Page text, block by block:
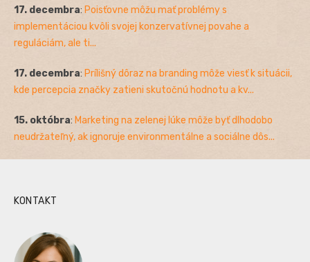
17. decembra: Poisťovne môžu mať problémy s
implementáciou kvôli svojej konzervatívnej povahe a
reguláciám, ale ti...
17. decembra: Prílišný dôraz na branding môže viesť k situácii,
kde percepcia značky zatieni skutočnú hodnotu a kv...
15. októbra: Marketing na zelenej lúke môže byť dlhodobo
neudržateľný, ak ignoruje environmentálne a sociálne dôs...
KONTAKT